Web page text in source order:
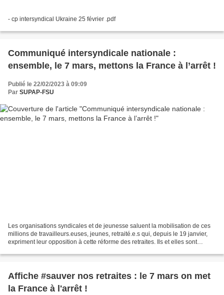
- cp intersyndical Ukraine 25 février .pdf
Communiqué intersyndicale nationale :
ensemble, le 7 mars, mettons la France à l’arrêt !
Publié le 22/02/2023 à 09:09
Par SUPAP-FSU
Les organisations syndicales et de jeunesse saluent la mobilisation de ces
millions de travailleurs.euses, jeunes, retraité.e.s qui, depuis le 19 janvier,
expriment leur opposition à cette réforme des retraites. Ils et elles sont
Affiche #sauver nos retraites : le 7 mars on met
la France à l'arrêt !